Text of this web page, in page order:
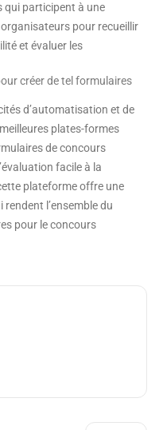
qui participent à une
pour recueillir
et évaluer les
créer de tel formulaires
d’automatisation et de
plates-formes
de concours
facile à la
plateforme offre une
l’ensemble du
pour le concours